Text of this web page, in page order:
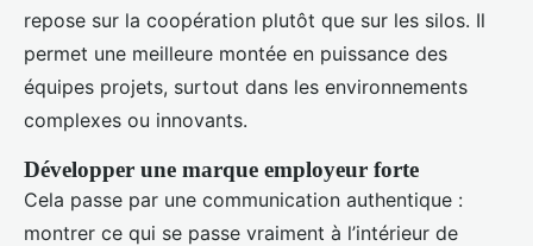
repose sur la coopération plutôt que sur les silos. Il
permet une meilleure montée en puissance des
équipes projets, surtout dans les environnements
complexes ou innovants.
Développer une marque employeur forte
Cela passe par une communication authentique :
montrer ce qui se passe vraiment à l’intérieur de